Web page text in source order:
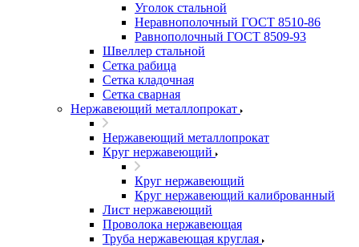
Уголок стальной
Неравнополочный ГОСТ 8510-86
Равнополочный ГОСТ 8509-93
Швеллер стальной
Сетка рабица
Сетка кладочная
Сетка сварная
Нержавеющий металлопрокат
Нержавеющий металлопрокат
Круг нержавеющий
Круг нержавеющий
Круг нержавеющий калиброванный
Лист нержавеющий
Проволока нержавеющая
Труба нержавеющая круглая